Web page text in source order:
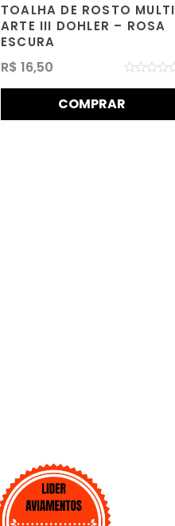
TOALHA DE ROSTO MULTI
ARTE III DOHLER – ROSA
ESCURA
0
de
R$ 16,50
COMPRAR